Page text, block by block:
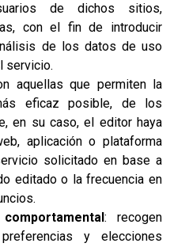
de dichos sitios,
con el fin de introducir
de los datos de uso
servicio.
aquellas que permiten la
eficaz posible, de los
en su caso, el editor haya
aplicación o plataforma
solicitado en base a
editado o la frecuencia en
: recogen
y elecciones